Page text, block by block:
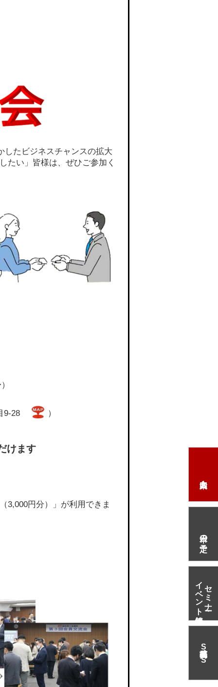
本日の予定
セミナー・
イベント情報
S
N
S
したビジネスチャンスの拡大
たい」皆様は、ぜひご参加く
9-28 ）
けます
3,000円分）」が利用できま